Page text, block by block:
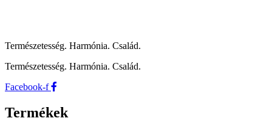
Természetesség. Harmónia. Család.
Természetesség. Harmónia. Család.
Facebook-f
Termékek